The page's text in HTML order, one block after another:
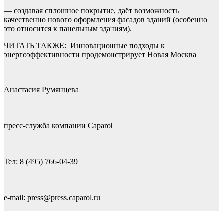
— создавая сплошное покрытие, даёт возможность
качественно нового оформления фасадов зданий (особенно
это относится к панельным зданиям).
ЧИТАТЬ ТАКЖЕ: Инновационные подходы к
энергоэффективности продемонстрирует Новая Москва
Анастасия Румянцева
пресс-служба компании Caparol
Тел: 8 (495) 766-04-39
e-mail: press@press.caparol.ru